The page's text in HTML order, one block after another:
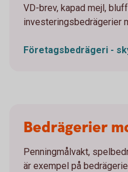
VD-brev, kapad mejl,
investeringsbedrägerier
Företagsbedrägeri -
Bedrägerier
Penningmålvakt,
är exempel på